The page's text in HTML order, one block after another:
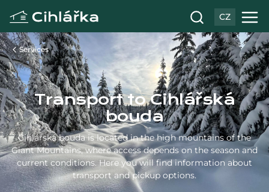
CZ
Services
Transport to Cihlářská
bouda
Cihlářská bouda is located in the high mountains of the
Giant Mountains, where access depends on the season and
current conditions. Here you will find information about
transport and pickup options.